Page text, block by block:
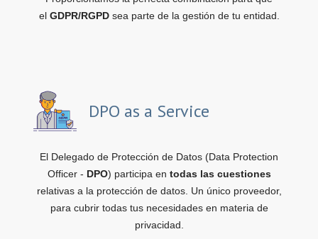
el GDPR/RGPDsea parte de la gestión de tu entidad.
DPO as a Service
El Delegado de Protección de Datos (Data Protection
Officer - DPO) participa en todas las cuestiones
relativas a la protección de datos. Un único proveedor,
para cubrir todas tus necesidades en materia de
privacidad.